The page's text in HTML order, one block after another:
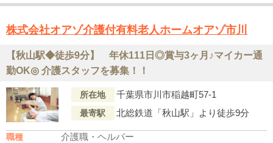
株式会社オアゾ介護付有料老人ホームオアゾ市川
【秋山駅◆徒歩9分】 年休111日◎賞与3ヶ月♪マイカー通
勤OK◎ 介護スタッフを募集！！
所在地 千葉県市川市稲越町57-1
最寄駅 北総鉄道「秋山駅」より徒歩9分
職種 介護職・ヘルパー